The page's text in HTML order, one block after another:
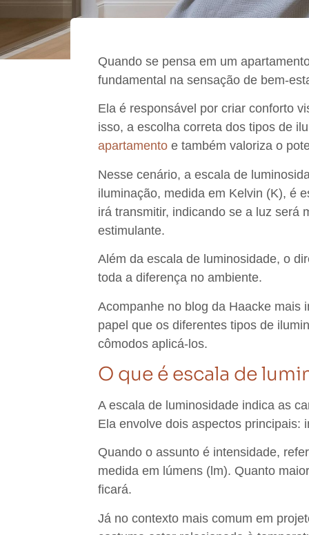
Quando se pensa em um
fundamental na sensação de bem-
Ela é responsável por criar conforto
isso, a escolha correta dos tipos de
apartamento e também valoriza o
Nesse cenário, a escala de
iluminação, medida em Kelvin (K), é
irá transmitir, indicando se a luz será
estimulante.
Além da escala de luminosidade, o
toda a diferença no ambiente.
Acompanhe no blog da Haacke mais
papel que os diferentes tipos de
cômodos aplicá-los.
O que é escala de
A escala de luminosidade indica as
Ela envolve dois aspectos principais:
Quando o assunto é intensidade,
medida em lúmens (lm). Quanto
ficará.
Já no contexto mais comum em